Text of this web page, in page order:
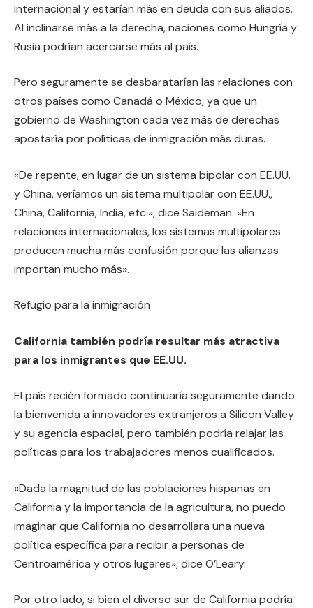
internacional y estarían más en deuda con sus aliados.
Al inclinarse más a la derecha, naciones como Hungría y
Rusia podrían acercarse más al país.
Pero seguramente se desbaratarían las relaciones con
otros países como Canadá o México, ya que un
gobierno de Washington cada vez más de derechas
apostaría por políticas de inmigración más duras.
«De repente, en lugar de un sistema bipolar con EE.UU.
y China, veríamos un sistema multipolar con EE.UU.,
China, California, India, etc.», dice Saideman. «En
relaciones internacionales, los sistemas multipolares
producen mucha más confusión porque las alianzas
importan mucho más».
Refugio para la inmigración
California también podría resultar más atractiva
para los inmigrantes que EE.UU.
El país recién formado continuaría seguramente dando
la bienvenida a innovadores extranjeros a Silicon Valley
y su agencia espacial, pero también podría relajar las
políticas para los trabajadores menos cualificados.
«Dada la magnitud de las poblaciones hispanas en
California y la importancia de la agricultura, no puedo
imaginar que California no desarrollara una nueva
política específica para recibir a personas de
Centroamérica y otros lugares», dice O’Leary.
Por otro lado, si bien el diverso sur de California podría